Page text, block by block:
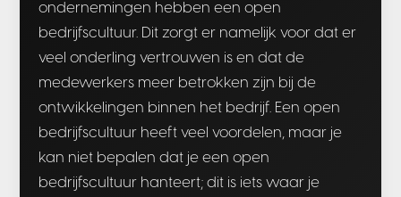
ondernemingen hebben een open
bedrijfscultuur. Dit zorgt er namelijk voor dat er
veel onderling vertrouwen is en dat de
medewerkers meer betrokken zijn bij de
ontwikkelingen binnen het bedrijf. Een open
bedrijfscultuur heeft veel voordelen, maar je
kan niet bepalen dat je een open
bedrijfscultuur hanteert; dit is iets waar je